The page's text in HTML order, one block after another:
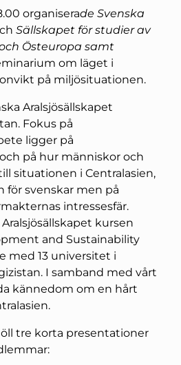
organiserade Svenska
Sällskapet för studier av
Östeuropa samt
om läget i
på miljösituationen.
Aralsjösällskapet
Fokus på
ligger på
på hur människor och
situationen i Centralasien,
för svenskar men på
intressesfär.
kursen
and Sustainability
med 13 universitet i
I samband med vårt
kännedom om en hårt
tre korta presentationer